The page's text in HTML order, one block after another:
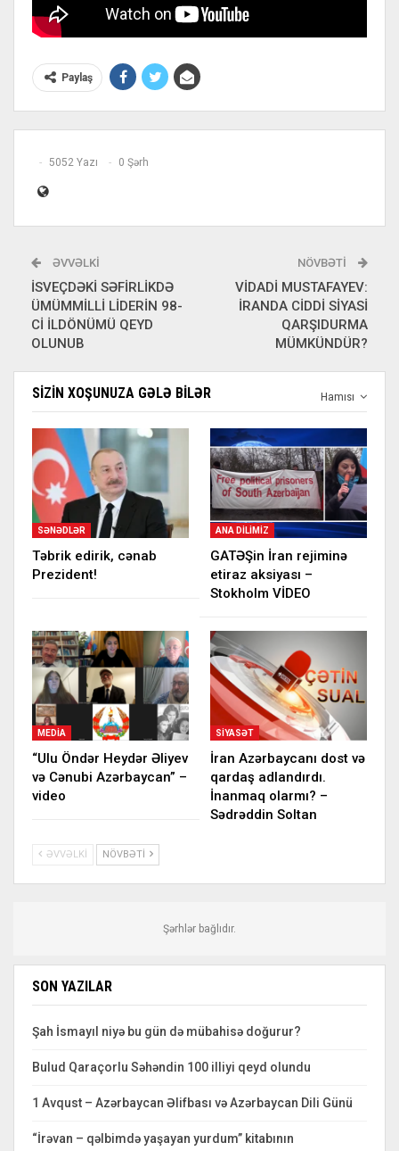
Paylaş
5052 Yazı 0 Şərh
ƏVVƏLKI
İSVEÇDƏKİ SƏFİRLİKDƏ
ÜMÜMMİLLİ LİDERİN 98-
Cİ İLDÖNÜMÜ QEYD
OLUNUB
NÖVBƏTI
VİDADİ MUSTAFAYEV:
İRANDA CİDDİ SİYASİ
QARŞIDURMA
MÜMKÜNDÜR?
Hamısı
SIZIN XOŞUNUZA GƏLƏ BILƏR
SƏNƏDLƏR
Təbrik edirik, cənab
Prezident!
ANA DILIMIZ
GATƏŞin İran rejiminə
etiraz aksiyası –
Stokholm VİDEO
MEDIA
“Ulu Öndər Heydər Əliyev
və Cənubi Azərbaycan” –
video
SIYASƏT
İran Azərbaycanı dost və
qardaş adlandırdı.
İnanmaq olarmı? –
Sədrəddin Soltan
ƏVVƏLKI NÖVBƏTI
Şərhlər bağlıdır.
SON YAZILAR
Şah İsmayıl niyə bu gün də mübahisə doğurur?
Bulud Qaraçorlu Səhəndin 100 illiyi qeyd olundu
1 Avqust – Azərbaycan Əlifbası və Azərbaycan Dili Günü
“İrəvan – qəlbimdə yaşayan yurdum” kitabının